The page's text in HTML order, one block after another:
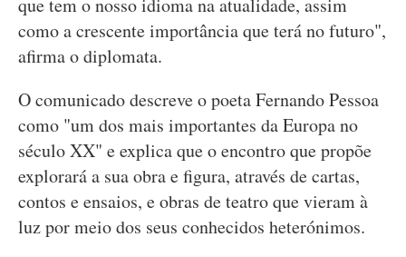
que tem o nosso idioma na atualidade, assim
como a crescente importância que terá no futuro",
afirma o diplomata.
O comunicado descreve o poeta Fernando Pessoa
como "um dos mais importantes da Europa no
século XX" e explica que o encontro que propõe
explorará a sua obra e figura, através de cartas,
contos e ensaios, e obras de teatro que vieram à
luz por meio dos seus conhecidos heterónimos.